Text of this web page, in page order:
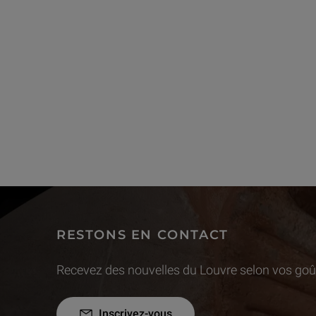
RESTONS EN CONTACT
Recevez des nouvelles du Louvre selon vos